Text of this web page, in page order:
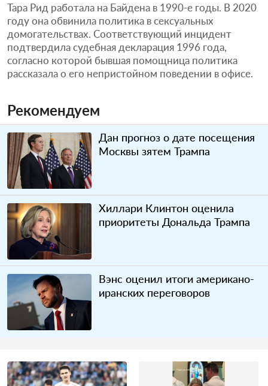
Тара Рид работала на Байдена в 1990-е годы. В 2020
году она обвинила политика в сексуальных
домогательствах. Соответствующий инцидент
подтвердила судебная декларация 1996 года,
согласно которой бывшая помощница политика
рассказала о его непристойном поведении в офисе.
Рекомендуем
Дан прогноз о дате посещения
Москвы зятем Трампа
Хиллари Клинтон оценила
приоритеты Дональда Трампа
Вэнс оценил итоги американо-
иранских переговоров